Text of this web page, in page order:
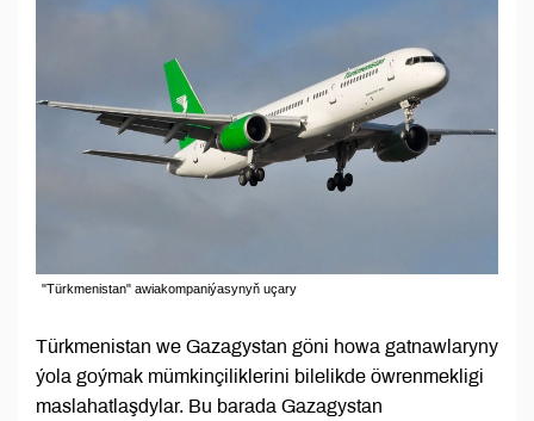
"Türkmenistan" awiakompaniýasynyň uçary
Türkmenistan we Gazagystan göni howa gatnawlaryny
ýola goýmak mümkinçiliklerini bilelikde öwrenmekligi
maslahatlaşdylar. Bu barada Gazagystan